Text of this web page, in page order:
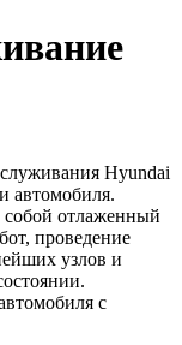
Hyundai
автомобиля.
собой отлаженный
проведение
узлов и
с